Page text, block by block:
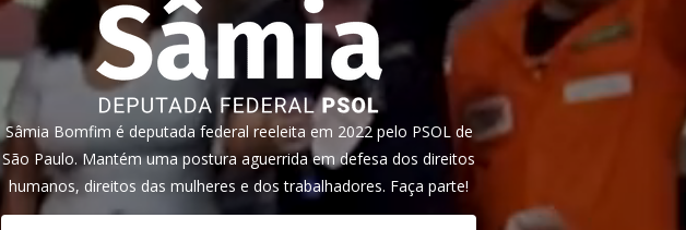
Sâmia Bomfim é deputada federal reeleita em 2022 pelo PSOL de
São Paulo. Mantém uma postura aguerrida em defesa dos direitos
humanos, direitos das mulheres e dos trabalhadores. Faça parte!